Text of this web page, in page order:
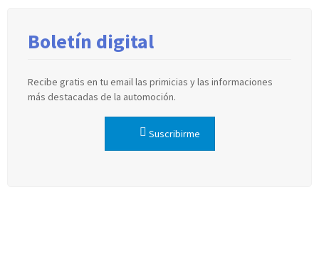
Boletín digital
Recibe gratis en tu email las primicias y las informaciones
más destacadas de la automoción.
Suscribirme